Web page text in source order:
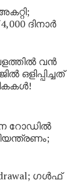
ദിനാർ
വൻ
ഒളിപ്പിച്ചത്
റോഡിൽ
ഗൾഫ്